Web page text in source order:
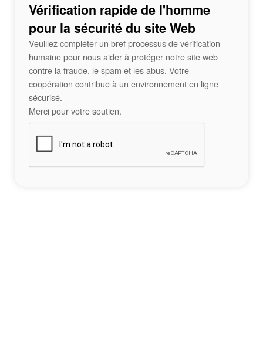
Vérification rapide de l'homme
pour la sécurité du site Web
Veuillez compléter un bref processus de vérification
humaine pour nous aider à protéger notre site web
contre la fraude, le spam et les abus. Votre
coopération contribue à un environnement en ligne
sécurisé.
Merci pour votre soutien.